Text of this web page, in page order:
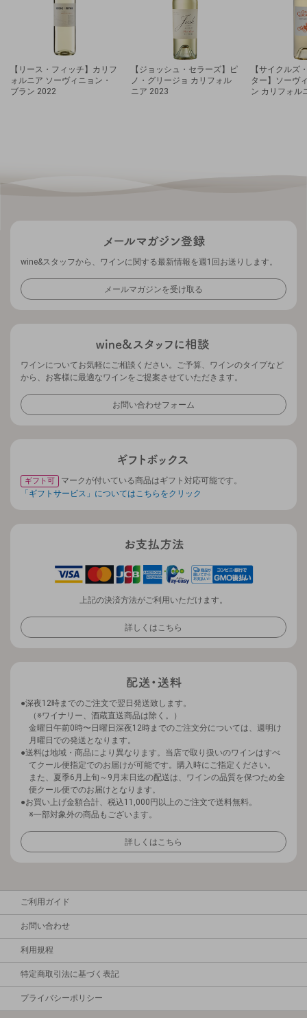
【リース・フィッチ】カリフ
ォルニア ソーヴィニョン・
ブラン 2022
【ジョッシュ・セラーズ】ピ
ノ・グリージョ カリフォル
ニア 2023
【サイクルズ
ター】ソーヴ
ン カリフォル
wine&スタッフから、ワインに関する最新情報を週1回お送りします。
メールマガジンを受け取る
ワインについてお気軽にご相談ください。ご予算、ワインのタイプなど
から、お客様に最適なワインをご提案させていただきます。
お問い合わせフォーム
ギフト可
マークが付いている商品はギフト対応可能です。
「ギフトサービス」についてはこちらをクリック
上記の決済方法がご利用いただけます。
詳しくはこちら
深夜12時までのご注文で翌日発送致します。
（※ワイナリー、酒蔵直送商品は除く。）
金曜日午前0時〜日曜日深夜12時までのご注文分については、週明け
月曜日での発送となります。
送料は地域・商品により異なります。当店で取り扱いのワインはすべ
てクール便指定でのお届けが可能です。購入時にご指定ください。
また、夏季6月上旬～9月末日迄の配送は、ワインの品質を保つため全
便クール便でのお届けとなります。
お買い上げ金額合計、税込11,000円以上のご注文で送料無料。
※一部対象外の商品もございます。
詳しくはこちら
ご利用ガイド
お問い合わせ
利用規程
特定商取引法に基づく表記
プライバシーポリシー